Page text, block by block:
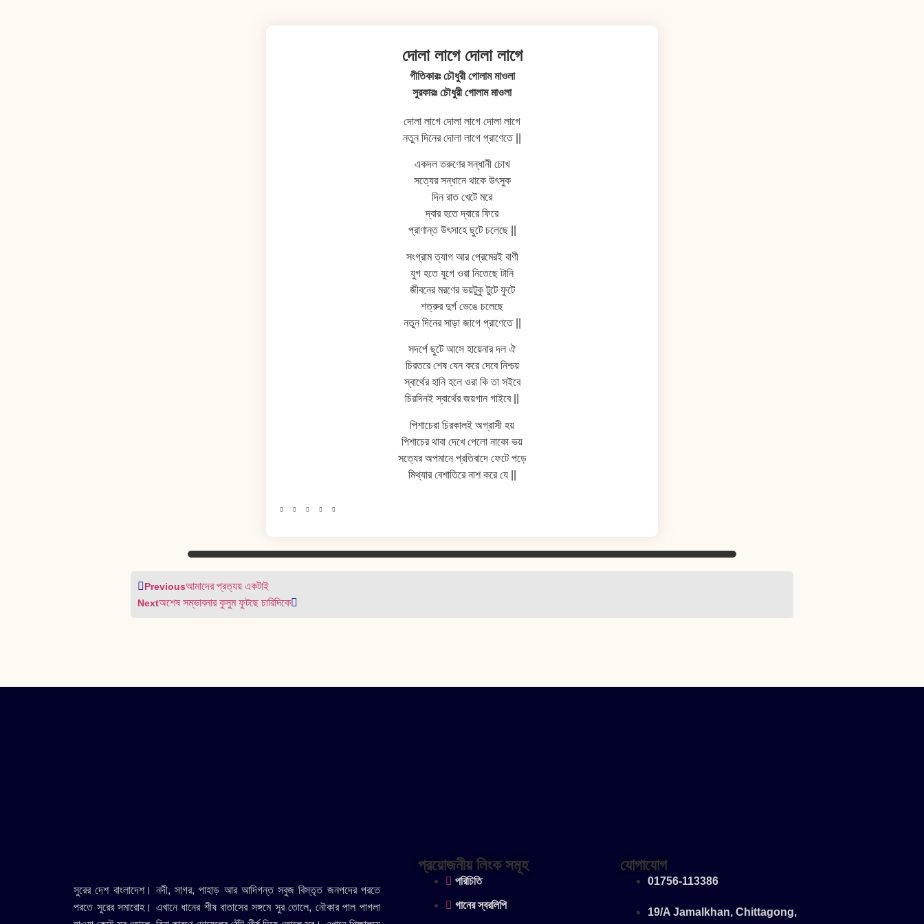
দোলা লাগে দোলা লাগে
গীতিকারঃ চৌধুরী গোলাম মাওলা
সুরকারঃ চৌধুরী গোলাম মাওলা
দোলা লাগে দোলা লাগে দোলা লাগে
নতুন দিনের দোলা লাগে প্রাণেতে ||
একদল তরুণের সন্ধানী চোখ
সত্যের সন্ধানে থাকে উৎসুক
দিন রাত খেটে মরে
দ্বার হতে দ্বারে ফিরে
প্রাণান্ত উৎসাহে ছুটে চলেছে ||
সংগ্রাম ত্যাগ আর প্রেমেরই বাণী
যুগ হতে যুগে ওরা নিতেছে টানি
জীবনের মরণের ভয়টুকু টুটে ফুটে
শত্রুর দুর্গ ভেঙে চলেছে
নতুন দিনের সাড়া জাগে প্রাণেতে ||
সদর্পে ছুটে আসে হায়েনার দল ঐ
চিরতরে শেষ যেন করে দেবে নিশ্চয়
স্বার্থের হানি হলে ওরা কি তা সইবে
চিরদিনই স্বার্থের জয়গান গাইবে ||
পিশাচেরা চিরকালই অগ্রাসী হয়
পিশাচের থাবা দেখে পেলো নাকো ভয়
সত্যের অপমানে প্রতিবাদে ফেটে পড়ে
মিথ্যার বেশাতিরে নাশ করে যে ||
Previousআমাদের প্রত্যয় একটাই
Nextঅশেষ সম্ভাবনার কুসুম ফুটছে চারিদিকে
সুরের দেশ বাংলাদেশ। নদী, সাগর, পাহাড় আর আদিগন্ত সবুজ বিস্তৃত জনপদের পরতে
পরতে সুরের সমারোহ। এখানে ধানের শীষ বাতাসের সঙ্গমে সুর তোলে, নৌকার পাল পাগলা
প্রয়োজনীয় লিংক সমূহ
পরিচিতি
গানের স্বরলিপি
যোগাযোগ
01756-113386
19/A Jamalkhan, Chittagong,